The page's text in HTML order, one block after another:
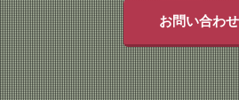
お問い合わせ